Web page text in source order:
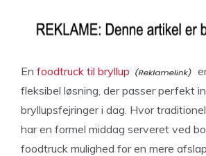
En foodtruck til bryllup
fleksibel løsning, der passer perfekt
bryllupsfejringer i dag. Hvor
har en formel middag serveret ved
foodtruck mulighed for en mere